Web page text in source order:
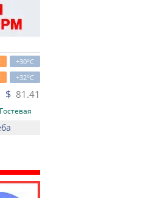
+30oC
+32oC
$ 81.41
Гостевая